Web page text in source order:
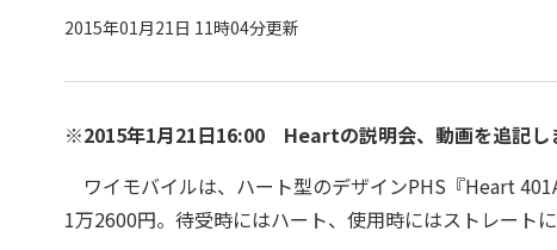
2015年01月21日 11時04分更新
※2015年1月21日16:00 Heartの説明会、動画を追記し
ワイモバイルは、ハート型のデザインPHS『Heart
1万2600円。待受時にはハート、使用時にはストレート